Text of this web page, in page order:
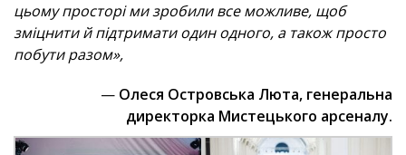
цьому просторі ми зробили все можливе, щоб
зміцнити й підтримати один одного, а також просто
побути разом»,
— Олеся Островська Люта, генеральна
директорка Мистецького арсеналу.